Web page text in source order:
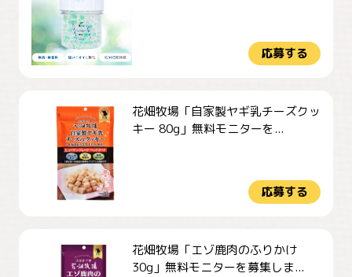
応募する
花畑牧場「自家製ヤギ乳チーズクッ
キー 80g」無料モニターを...
応募する
花畑牧場「エゾ鹿肉のふりかけ
30g」無料モニターを募集しま...